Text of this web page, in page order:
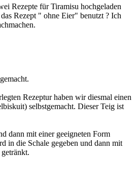
Rezepte für Tiramisu hochgeladen
Rezept " ohne Eier" benutzt ? Ich
Rezeptur haben wir diesmal einen
selbstgemacht. Dieser Teig ist
dann mit einer geeigneten Form
in die Schale gegeben und dann mit